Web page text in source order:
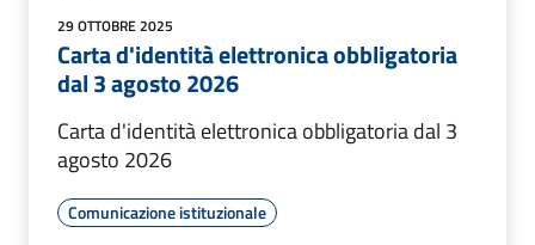
29 OTTOBRE 2025
Carta d'identità elettronica obbligatoria
dal 3 agosto 2026
Carta d'identità elettronica obbligatoria dal 3
agosto 2026
Comunicazione istituzionale